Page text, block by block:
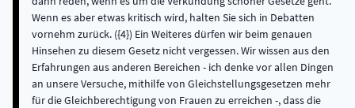
Wenn es aber etwas kritisch wird, halten Sie sich in Debatten
vornehm zurück. ({4}) Ein Weiteres dürfen wir beim genauen
Hinsehen zu diesem Gesetz nicht vergessen. Wir wissen aus den
Erfahrungen aus anderen Bereichen - ich denke vor allen Dingen
an unsere Versuche, mithilfe von Gleichstellungsgesetzen mehr
für die Gleichberechtigung von Frauen zu erreichen -, dass die